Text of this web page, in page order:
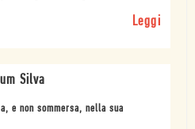
Leggi
Silva
e non sommersa, nella sua